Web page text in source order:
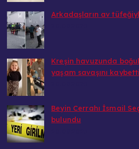
Arkadaşların av
Kreşin havuzunda
yaşam savaşını kaybetti
Beyin Cerrahı İsmail
bulundu